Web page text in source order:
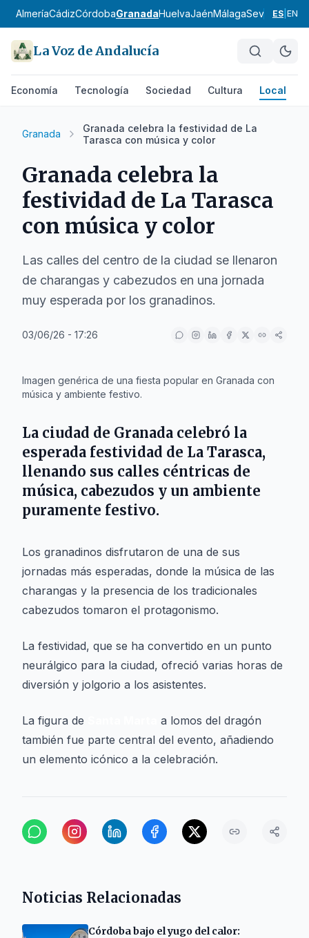
AlmeríaCádizCórdobaGranadaHuelvaJaénMálagaSevillaES EN
La Voz de Andalucía
Economía Tecnología Sociedad Cultura Local
Granada
Granada celebra la festividad de La
Tarasca con música y color
Granada celebra la
festividad de La Tarasca
con música y color
Las calles del centro de la ciudad se llenaron
de charangas y cabezudos en una jornada
muy esperada por los granadinos.
03/06/26 - 17:26
Imagen genérica de una fiesta popular en Granada con
música y ambiente festivo.
La ciudad de Granada celebró la
esperada festividad de La Tarasca,
llenando sus calles céntricas de
música, cabezudos y un ambiente
puramente festivo.
Los granadinos disfrutaron de una de sus
jornadas más esperadas, donde la música de las
charangas y la presencia de los tradicionales
cabezudos tomaron el protagonismo.
La festividad, que se ha convertido en un punto
neurálgico para la ciudad, ofreció varias horas de
diversión y jolgorio a los asistentes.
La figura de
a lomos del dragón
también fue parte central del evento, añadiendo
un elemento icónico a la celebración.
Noticias Relacionadas
Córdoba bajo el yugo del calor: